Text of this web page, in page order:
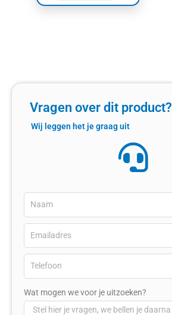
Vragen over dit product?
Wij leggen het je graag uit
Wat mogen we voor je uitzoeken?